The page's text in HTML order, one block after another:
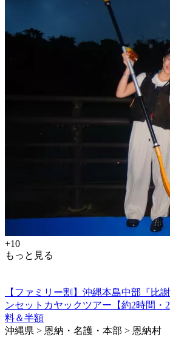
+10
もっと見る
【ファミリー割】沖縄本島中部『比
ンセットカヤックツアー【約2時間
料＆半額
沖縄県 > 恩納・名護・本部 > 恩納村